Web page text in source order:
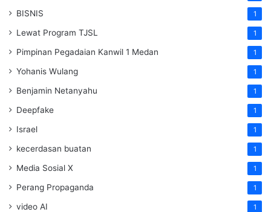
BISNIS 1
Lewat Program TJSL 1
Pimpinan Pegadaian Kanwil 1 Medan 1
Yohanis Wulang 1
Benjamin Netanyahu 1
Deepfake 1
Israel 1
kecerdasan buatan 1
Media Sosial X 1
Perang Propaganda 1
video AI 1